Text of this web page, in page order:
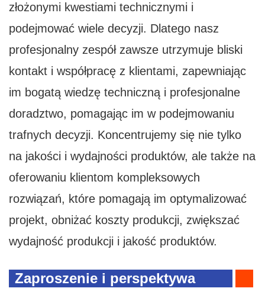
złożonymi kwestiami technicznymi i
podejmować wiele decyzji. Dlatego nasz
profesjonalny zespół zawsze utrzymuje bliski
kontakt i współpracę z klientami, zapewniając
im bogatą wiedzę techniczną i profesjonalne
doradztwo, pomagając im w podejmowaniu
trafnych decyzji. Koncentrujemy się nie tylko
na jakości i wydajności produktów, ale także na
oferowaniu klientom kompleksowych
rozwiązań, które pomagają im optymalizować
projekt, obniżać koszty produkcji, zwiększać
wydajność produkcji i jakość produktów.
Zaproszenie i perspektywa